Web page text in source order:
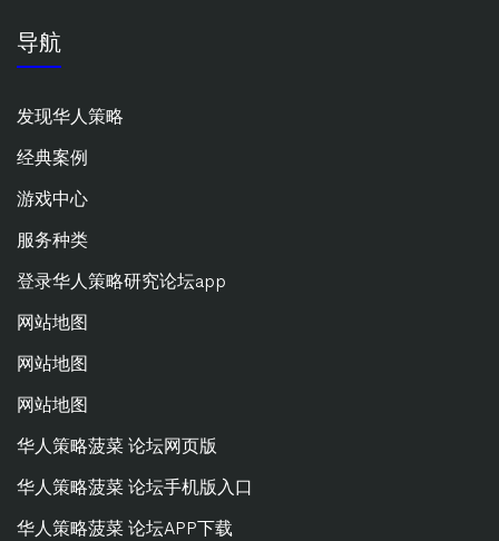
导航
发现华人策略
经典案例
游戏中心
服务种类
登录华人策略研究论坛app
网站地图
网站地图
网站地图
华人策略菠菜 论坛网页版
华人策略菠菜 论坛手机版入口
华人策略菠菜 论坛APP下载